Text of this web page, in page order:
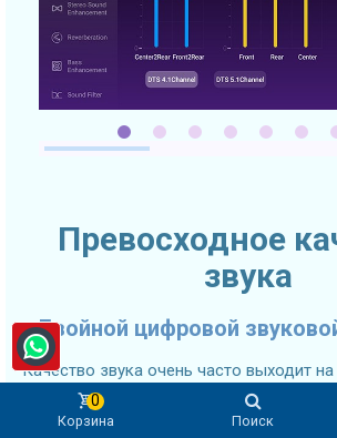
Превосходное
звука
Двойной цифровой
Качество звука очень часто выходит
выборе автомобильного головного
Trend 2K Ultra-Premium головное
Корзина
0
Поиск